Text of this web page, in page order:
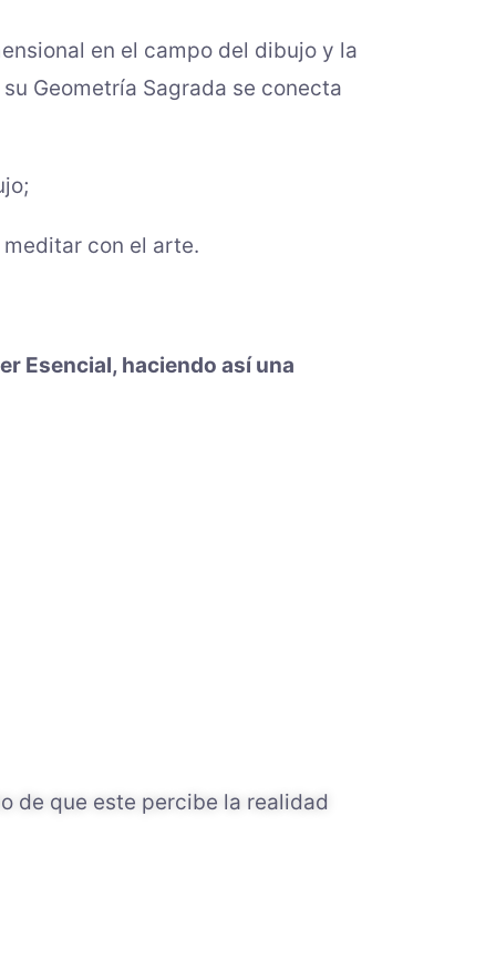
en el campo del dibujo y la
Geometría Sagrada se conecta
con el arte.
Esencial, haciendo así una
de que este percibe la realidad